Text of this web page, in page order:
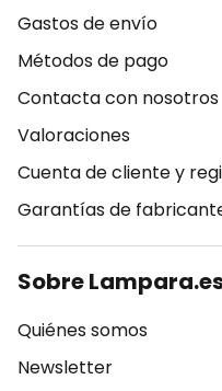
Gastos de envío
Métodos de pago
Contacta con nosotros
Valoraciones
Cuenta de cliente y
Garantías de
Sobre
Quiénes somos
Newsletter